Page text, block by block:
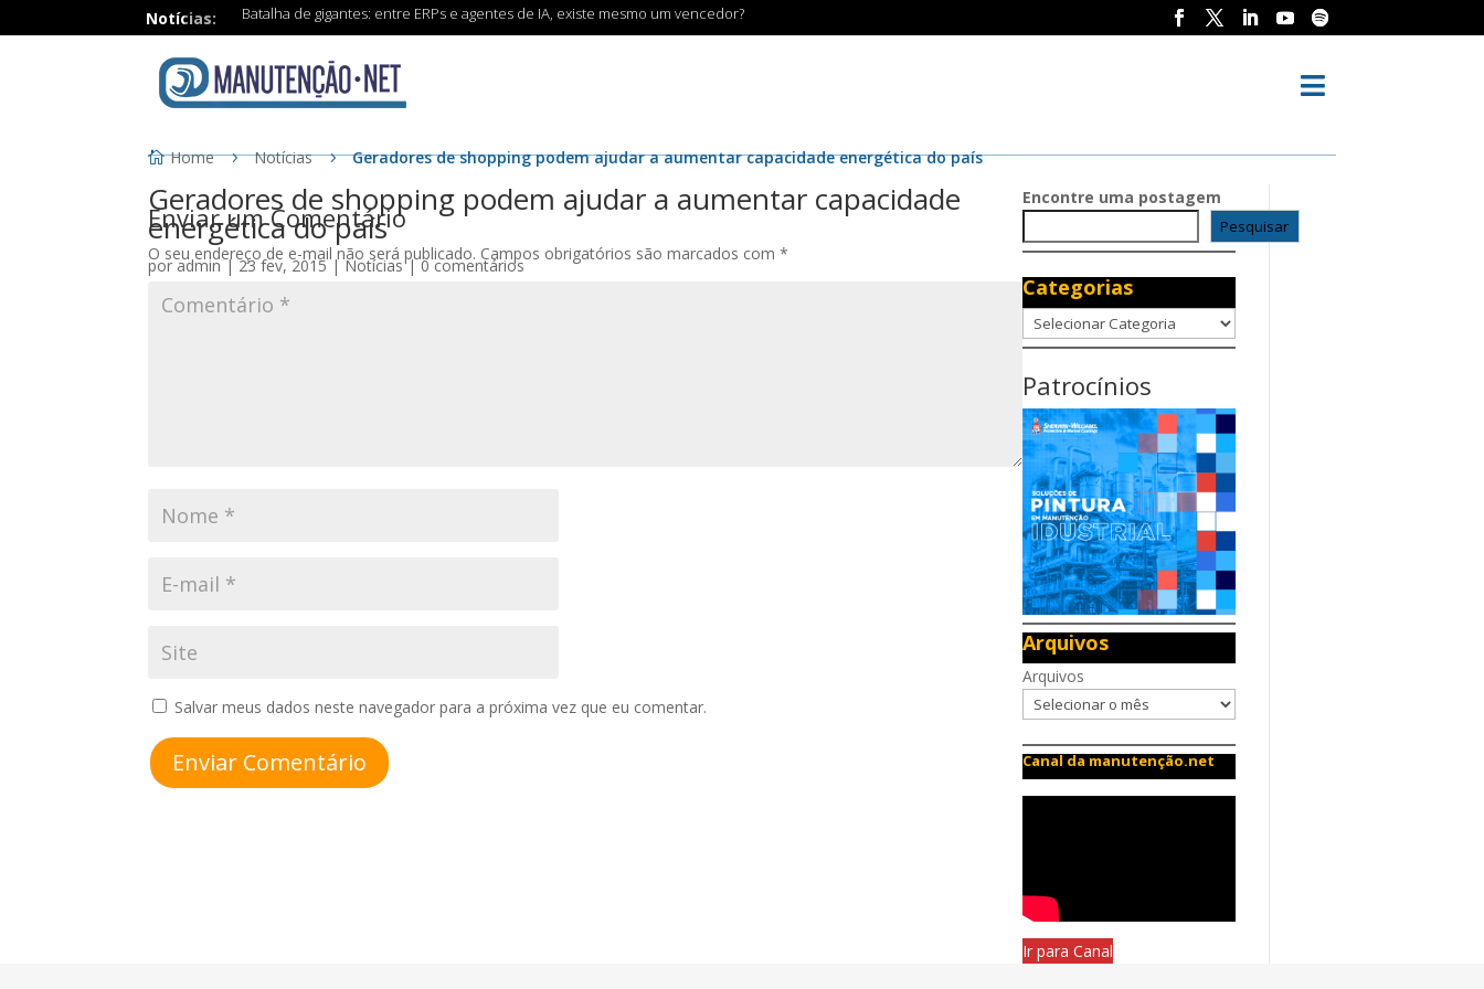
Notícias: Batalha de gigantes: entre ERPs e agentes de IA, existe mesmo um vencedor?

Home Notícias Geradores de shopping podem ajudar a aumentar capacidade energética do país
Geradores de shopping podem ajudar a aumentar capacidade
energética do país
poradmin|23 fev, 2015|Notícias|0 comentários
Enviar um Comentário
O seu endereço de e-mail não será publicado. Campos obrigatórios são marcados com*
Salvar meus dados neste navegador para a próxima vez que eu comentar.
Enviar Comentário
Encontre uma postagem
Pesquisar
Categorias
Categorias
Patrocínios
Arquivos
Arquivos
Canal da manutenção.net
Ir para Canal